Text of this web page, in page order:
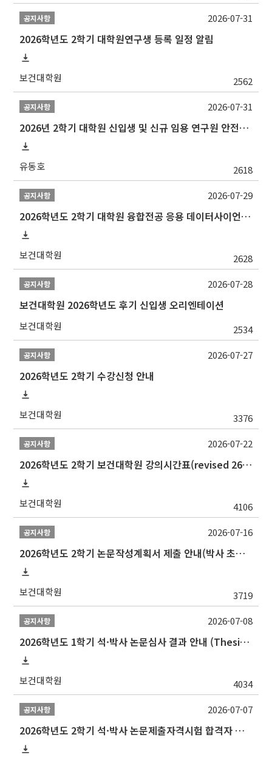
공지사항
2026학년도 2학기 대학원연구생 등록 일정 알림
보건대학원 2562
2026-07-31
공지사항
2026년 2학기 대학원 신입생 및 신규 임용 연구원 안전환경교육(신규교육) 실시 안내
유동호 2618
2026-07-31
공지사항
2026학년도 2학기 대학원 융합전공 응용 데이터사이언스 선발 계획 알림
보건대학원 2628
2026-07-29
공지사항
보건대학원 2026학년도 후기 신입생 오리엔테이션
보건대학원 2534
2026-07-28
공지사항
2026학년도 2학기 수강신청 안내
보건대학원 3376
2026-07-27
공지사항
2026학년도 2학기 보건대학원 강의시간표(revised 260803)(2026 2nd SEMESTER SNU GSPH TIMETABLE)
보건대학원 4106
2026-07-22
공지사항
2026학년도 2학기 논문작성계획서 제출 안내(박사 초심 일정 포함)_Thesis Proposal
보건대학원 3719
2026-07-16
공지사항
2026학년도 1학기 석·박사 논문심사 결과 안내 (Thesis Defense Result)
보건대학원 4034
2026-07-08
공지사항
2026학년도 2학기 석·박사 논문제출자격시험 합격자 공고(TSQ Exam Result)
2026-07-07